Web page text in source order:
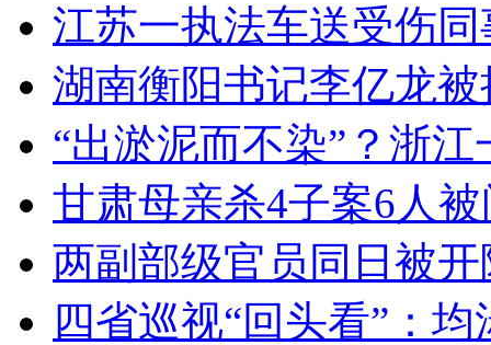
江苏一执法车送受伤
湖南衡阳书记李亿龙
“出淤泥而不染”？浙
甘肃母亲杀4子案6人
两副部级官员同日被
四省巡视“回头看”：